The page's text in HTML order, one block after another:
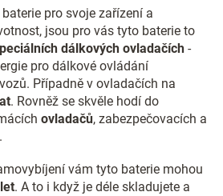
pro svoje zařízení a
jsou pro vás tyto baterie to
dálkových ovladačích -
pro dálkové ovládání
Případně v ovladačích na
. Rovněž se skvěle hodí do
ovladačů, zabezpečovacích a
vám tyto baterie mohou
. A to i když je déle skladujete a